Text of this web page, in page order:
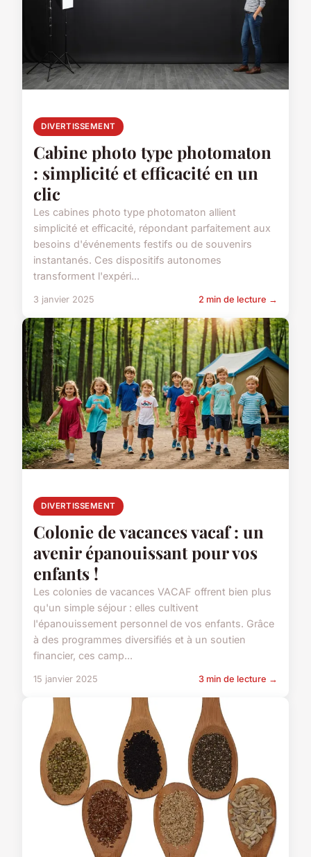
DIVERTISSEMENT
Cabine photo type photomaton
: simplicité et efficacité en un
clic
Les cabines photo type photomaton allient
simplicité et efficacité, répondant parfaitement aux
besoins d'événements festifs ou de souvenirs
instantanés. Ces dispositifs autonomes
transforment l'expéri...
3 janvier 2025 2 min de lecture →
DIVERTISSEMENT
Colonie de vacances vacaf : un
avenir épanouissant pour vos
enfants !
Les colonies de vacances VACAF offrent bien plus
qu'un simple séjour : elles cultivent
l'épanouissement personnel de vos enfants. Grâce
à des programmes diversifiés et à un soutien
financier, ces camp...
15 janvier 2025 3 min de lecture →